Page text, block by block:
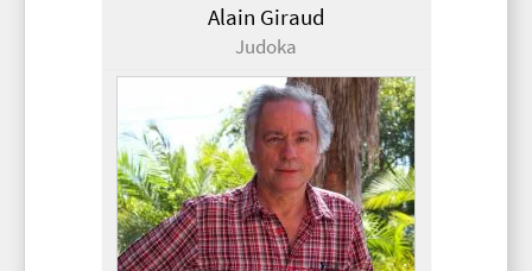
Alain Giraud
Judoka